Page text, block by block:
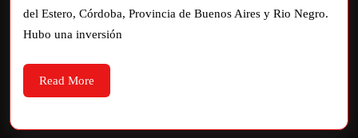
del Estero, Córdoba, Provincia de Buenos Aires y Rio Negro.
Hubo una inversión
Read More